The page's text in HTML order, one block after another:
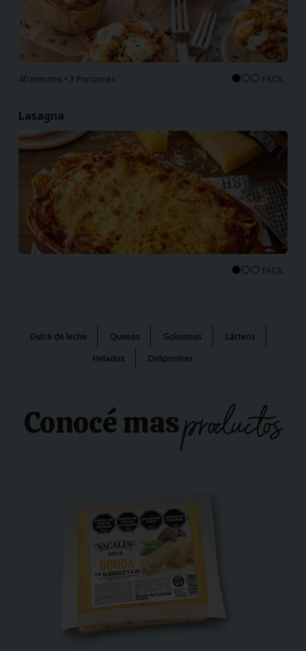
40 minutos • 3 Porciones FÁCIL
Lasagna
FÁCIL
Dulce de leche Quesos Golosinas
Lácteos
Helados
Delipostres
Conocé masproductos